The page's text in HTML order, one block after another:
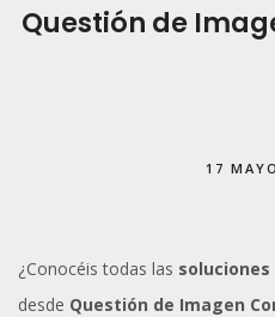
Questión de
17
¿Conocéis todas las soluciones
desde Questión de Imagen